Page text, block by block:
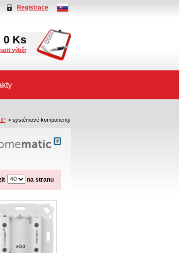
Registrace
0 Ks
výběr
> systémové komponenty
na stranu